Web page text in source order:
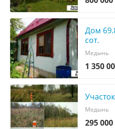
Дом
сот.
1 350
Медынь
295
Медынь